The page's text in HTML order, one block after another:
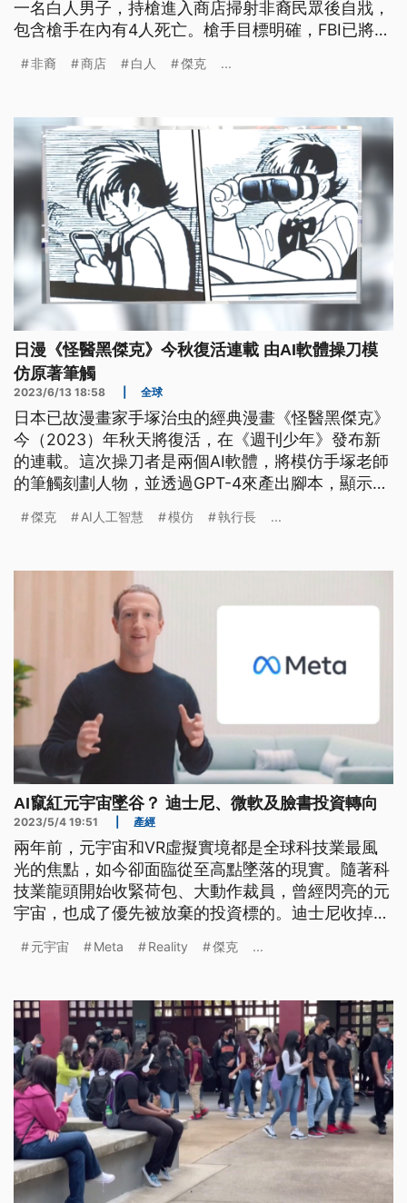
一名白人男子，持槍進入商店掃射非裔民眾後自戕，
包含槍手在內有4人死亡。槍手目標明確，FBI已將此
非裔 商店 白人 傑克 ...
日漫《怪醫黑傑克》今秋復活連載 由AI軟體操刀模
仿原著筆觸
2023/6/13 18:58 全球
日本已故漫畫家手塚治虫的經典漫畫《怪醫黑傑克》
今（2023）年秋天將復活，在《週刊少年》發布新
的連載。這次操刀者是兩個AI軟體，將模仿手塚老師
的筆觸刻劃人物，並透過GPT-4來產出腳本，顯示AI
傑克 AI人工智慧 模仿 執行長 ...
AI竄紅元宇宙墜谷？ 迪士尼、微軟及臉書投資轉向
2023/5/4 19:51 產經
兩年前，元宇宙和VR虛擬實境都是全球科技業最風
光的焦點，如今卻面臨從至高點墜落的現實。隨著科
技業龍頭開始收緊荷包、大動作裁員，曾經閃亮的元
宇宙，也成了優先被放棄的投資標的。迪士尼收掉元
改名為Ｍeta的祖克柏也揮別元宇宙，轉向AI人工智
20億美元「天價」，收購VR遊戲頭盔公司奧庫路斯
Oculus的共同創辦人傑克麥考利，曾經被電競高手奉
為英雄的麥考利，如何解讀元宇宙是不是還有未來？
元宇宙 Meta Reality 傑克 ...